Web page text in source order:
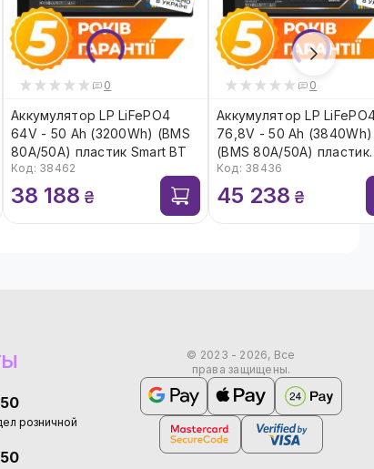
0
Аккумулятор LP LiFePO4
64V - 50 Ah (3200Wh) (BMS
80A/50А) пластик Smart BT
Код: 38462
38 188 ₴
0
Аккумулятор LP
76,8V - 50 Ah (3840Wh)
(BMS 80A/50А) пластик
Smart BT
Код: 38436
45 238 ₴
розничной
© 2023 - 2026, Все
права защищены.